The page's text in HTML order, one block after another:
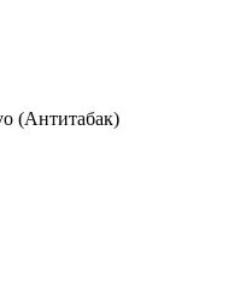
(Антитабак)